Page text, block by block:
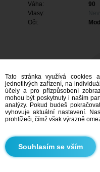
Váha:
90
Vlasy:
Oči:
Vyhledávání
Tato stránka využívá cookies
jednotlivých zařízení, na
účely a pro přizpůsobení
mohou být poskytnuty i našim
analýzy. Pokud budeš
vyhovuje aktuální nastavení.
prohlížeči, čímž však výrazně